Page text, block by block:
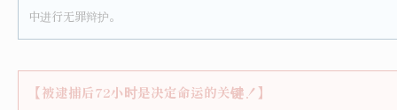
中进行无罪辩护。
【被逮捕后72小时是决定命运的关键！】